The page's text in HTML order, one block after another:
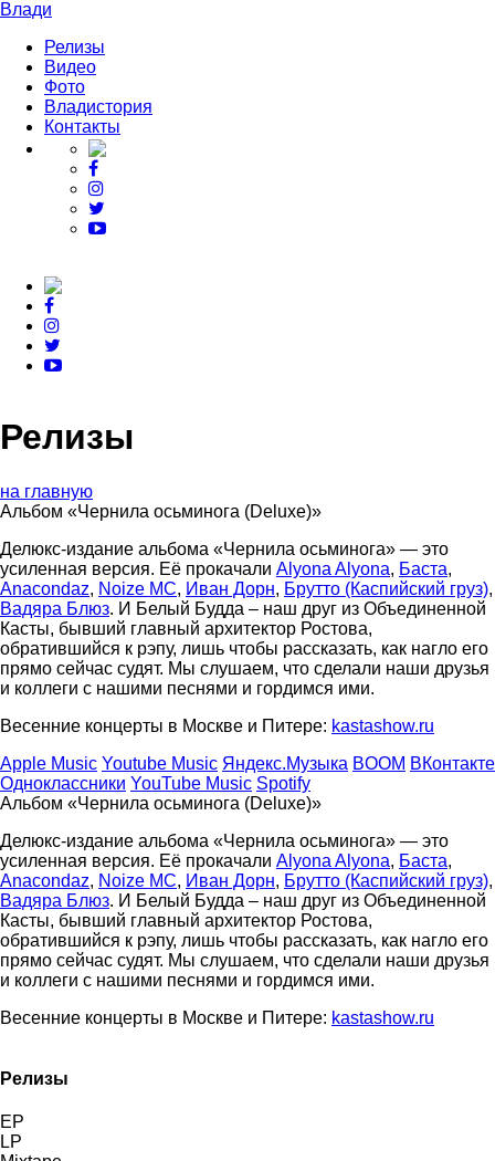
Влади
Релизы
Видео
Фото
Владистория
Контакты
Релизы
на главную
Альбом «Чернила осьминога (Deluxe)»
Делюкс-издание альбома «Чернила осьминога» — это
усиленная версия. Её прокачали Alyona Alyona, Баста,
Anacondaz, Noize MC, Иван Дорн, Брутто (Каспийский груз),
Вадяра Блюз. И Белый Будда – наш друг из Объединенной
Касты, бывший главный архитектор Ростова,
обратившийся к рэпу, лишь чтобы рассказать, как нагло его
прямо сейчас судят. Мы слушаем, что сделали наши друзья
и коллеги с нашими песнями и гордимся ими.
Весенние концерты в Москве и Питере: kastashow.ru
Apple Music Youtube Music Яндекс.Музыка BOOM ВКонтакте
Одноклассники YouTube Music Spotify
Альбом «Чернила осьминога (Deluxe)»
Делюкс-издание альбома «Чернила осьминога» — это
усиленная версия. Её прокачали Alyona Alyona, Баста,
Anacondaz, Noize MC, Иван Дорн, Брутто (Каспийский груз),
Вадяра Блюз. И Белый Будда – наш друг из Объединенной
Касты, бывший главный архитектор Ростова,
обратившийся к рэпу, лишь чтобы рассказать, как нагло его
прямо сейчас судят. Мы слушаем, что сделали наши друзья
и коллеги с нашими песнями и гордимся ими.
Весенние концерты в Москве и Питере: kastashow.ru
Релизы
EP
LP